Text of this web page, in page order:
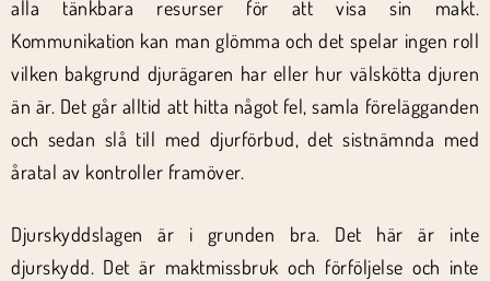
alla tänkbara resurser för att visa sin makt.
Kommunikation kan man glömma och det spelar ingen roll
vilken bakgrund djurägaren har eller hur välskötta djuren
än är. Det går alltid att hitta något fel, samla förelägganden
och sedan slå till med djurförbud, det sistnämnda med
åratal av kontroller framöver.
Djurskyddslagen är i grunden bra. Det här är inte
djurskydd. Det är maktmissbruk och förföljelse och inte